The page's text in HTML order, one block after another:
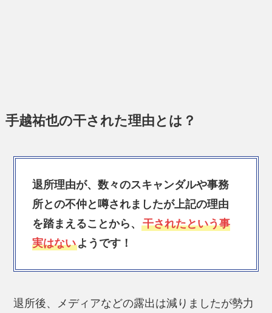
手越祐也の干された理由とは？
退所理由が、数々のスキャンダルや事務
所との不仲と噂されましたが上記の理由
を踏まえることから、干されたという事
実はないようです！
退所後、メディアなどの露出は減りましたが勢力